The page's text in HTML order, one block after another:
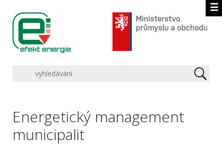
☰
Energetický management
municipalit